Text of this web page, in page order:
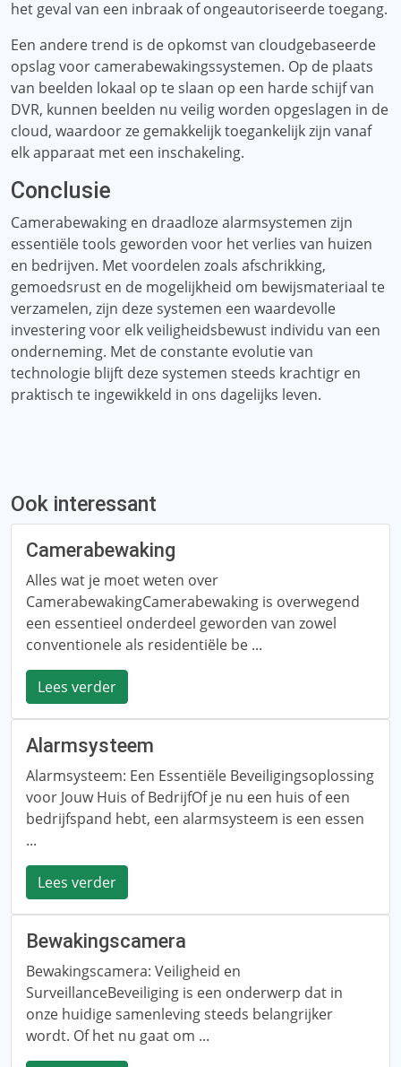
het geval van een inbraak of ongeautoriseerde toegang.
Een andere trend is de opkomst van cloudgebaseerde
opslag voor camerabewakingssystemen. Op de plaats
van beelden lokaal op te slaan op een harde schijf van
DVR, kunnen beelden nu veilig worden opgeslagen in de
cloud, waardoor ze gemakkelijk toegankelijk zijn vanaf
elk apparaat met een inschakeling.
Conclusie
Camerabewaking en draadloze alarmsystemen zijn
essentiële tools geworden voor het verlies van huizen
en bedrijven. Met voordelen zoals afschrikking,
gemoedsrust en de mogelijkheid om bewijsmateriaal te
verzamelen, zijn deze systemen een waardevolle
investering voor elk veiligheidsbewust individu van een
onderneming. Met de constante evolutie van
technologie blijft deze systemen steeds krachtigr en
praktisch te ingewikkeld in ons dagelijks leven.
Ook interessant
Camerabewaking
Alles wat je moet weten over
CamerabewakingCamerabewaking is overwegend
een essentieel onderdeel geworden van zowel
conventionele als residentiële be ...
Lees verder
Alarmsysteem
Alarmsysteem: Een Essentiële Beveiligingsoplossing
voor Jouw Huis of BedrijfOf je nu een huis of een
bedrijfspand hebt, een alarmsysteem is een essen
...
Lees verder
Bewakingscamera
Bewakingscamera: Veiligheid en
SurveillanceBeveiliging is een onderwerp dat in
onze huidige samenleving steeds belangrijker
wordt. Of het nu gaat om ...